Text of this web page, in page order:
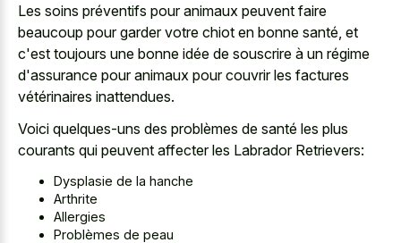
Les soins préventifs pour animaux peuvent faire
beaucoup pour garder votre chiot en bonne santé, et
c'est toujours une bonne idée de souscrire à un régime
d'assurance pour animaux pour couvrir les factures
vétérinaires inattendues.
Voici quelques-uns des problèmes de santé les plus
courants qui peuvent affecter les Labrador Retrievers:
Dysplasie de la hanche
Arthrite
Allergies
Problèmes de peau